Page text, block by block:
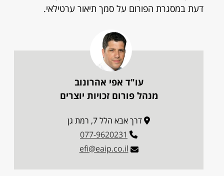
דעת במסגרת הפורום על סמך תיאור ערטילאי.
עו"ד אפי אהרונוב
מנהל פורום זכויות יוצרים
דרך אבא הלל 7, רמת גן
077-9620231
efi@eaip.co.il